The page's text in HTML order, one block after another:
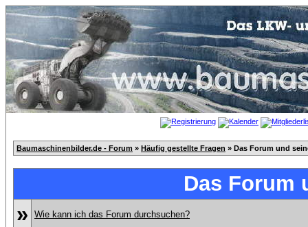
Baumaschinenbilder.de - Forum » Häufig gestellte Fragen » Das Forum und
Das Forum
»
Wie kann ich das Forum durchsuchen?